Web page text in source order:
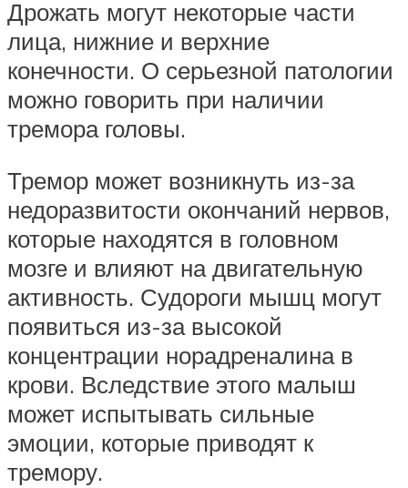
Дрожать могут некоторые части
лица, нижние и верхние
конечности. О серьезной патологии
можно говорить при наличии
тремора головы.
Тремор может возникнуть из-за
недоразвитости окончаний нервов,
которые находятся в головном
мозге и влияют на двигательную
активность. Судороги мышц могут
появиться из-за высокой
концентрации норадреналина в
крови. Вследствие этого малыш
может испытывать сильные
эмоции, которые приводят к
тремору.